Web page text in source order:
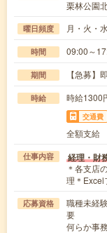
栗林公園
曜日頻度 月・火・
時間 09:00～
期間 【急募】
時給 時給1300
交通費
全額支給
仕事内容 経理・財
＊各支店
理＊
応募資格
職種未経
要
何らか事